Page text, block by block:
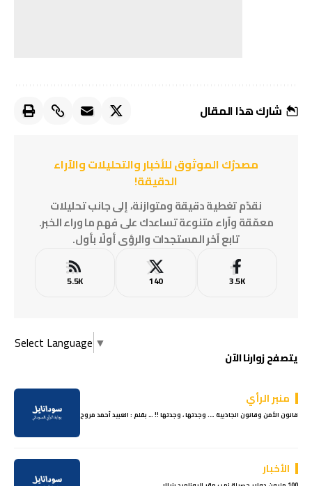
شارك هذا المقال
مصدرُك الموثوق للأخبار والتحليلات والآراء
الدقيقة!
نقدّم تغطية دقيقة ومتوازنة، إلى جانب تحليلات
معمّقة وآراء متنوعة تساعدك على فهم ما وراء الخبر.
تابع آخر المستجدات والرؤى أولًا بأول.
3.5K
140
5.5K
Select Language ▼
يتصفح زوارنا الآن
منبر الرأي
قانون الأمن وقانون الجاذبية …. وجدتها ، وجدتها !! … بقلم : العبيد أحمد مروح
الأخبار